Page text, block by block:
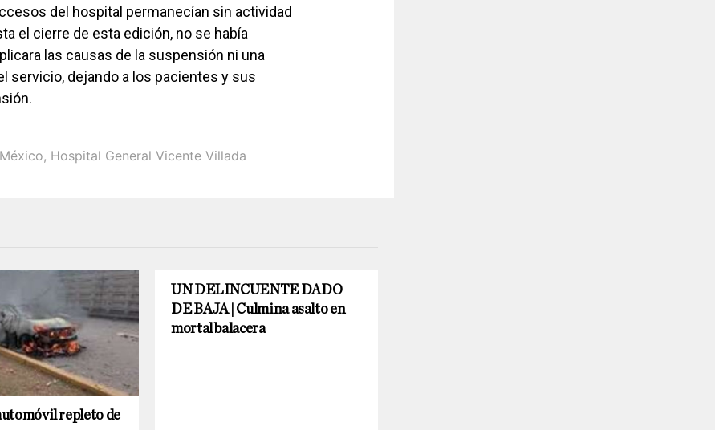
del hospital permanecían sin actividad
el cierre de esta edición, no se había
las causas de la suspensión ni una
servicio, dejando a los pacientes y sus
, Hospital General Vicente Villada
repleto de
UN DELINCUENTE DADO
DE BAJA | Culmina asalto en
mortal balacera